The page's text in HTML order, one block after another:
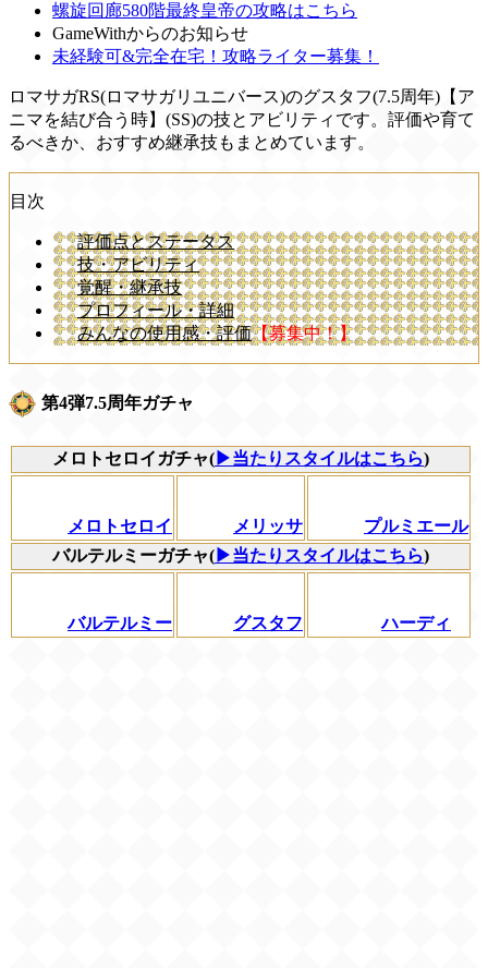
螺旋回廊580階最終皇帝の攻略はこちら
GameWithからのお知らせ
未経験可&完全在宅！攻略ライター募集！
ロマサガRS(ロマサガリユニバース)のグスタフ(7.5周年)【ア
ニマを結び合う時】(SS)の技とアビリティです。評価や育て
るべきか、おすすめ継承技もまとめています。
目次
評価点とステータス
技・アビリティ
覚醒・継承技
プロフィール・詳細
みんなの使用感・評価【募集中！】
第4弾7.5周年ガチャ
メロトセロイガチャ( ▶当たりスタイルはこちら)
メロトセロイ メリッサ
プルミエール
バルテルミーガチャ( ▶当たりスタイルはこちら)
バルテルミー グスタフ ハーディ